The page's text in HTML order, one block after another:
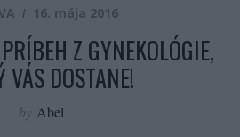
16. mája 2016
Z GYNEKOLÓGIE,
VÁS DOSTANE!
by Abel